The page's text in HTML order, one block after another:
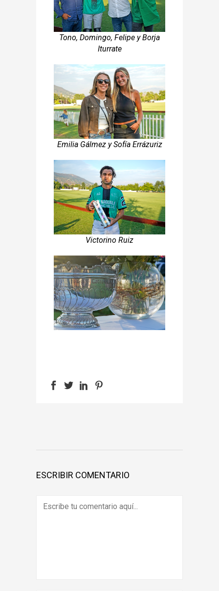
Tono, Domingo, Felipe y Borja
Iturrate
Emilia Gálmez y Sofía Errázuriz
Victorino Ruiz
ESCRIBIR COMENTARIO